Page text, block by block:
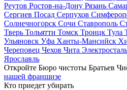
Реутов Ростов-на-Дону Рязань
Сергиев Посад Серпухов
Солнечногорск Сочи Ставрополь
Тверь Тольятти Томск Троицк Тула
Ульяновск Уфа Ханты-Мансийск
Череповец Чехов Чита Электросталь
Ярославль
Откройте Бюро чистоты Братьев
нашей франшизе
Кто приедет убирать